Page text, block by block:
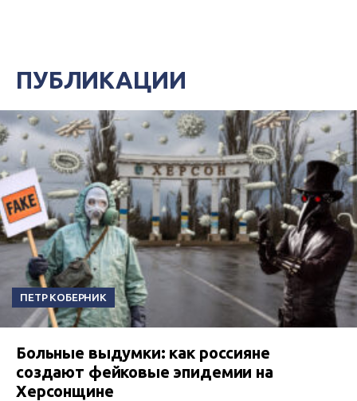
милиции не возлагают. В МВД больше
рассчитывают на собственные силы и
научно-технический прогресс.
ПУБЛИКАЦИИ
ПЕТР КОБЕРНИК
Больные выдумки: как россияне
создают фейковые эпидемии на
Херсонщине